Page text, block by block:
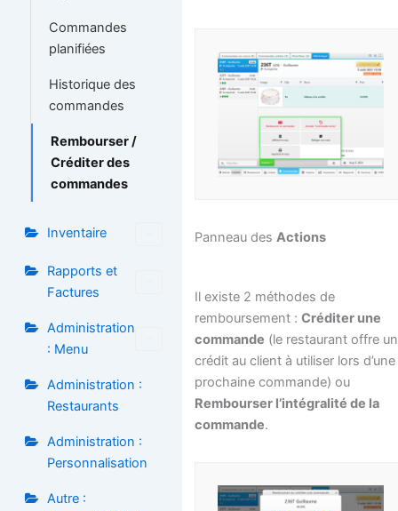
Commandes
planifiées
Historique des
commandes
Rembourser /
Créditer des
commandes
Inventaire
Rapports et
Factures
Administration
: Menu
Administration :
Restaurants
Administration :
Personnalisation
Autre :
Panneau des Actions
Il existe 2 méthodes de
remboursement :Créditer une
commande (le restaurant offre un
crédit au client à utiliser lors d’une
prochaine commande) ou
Rembourser l’intégralité de la
commande.